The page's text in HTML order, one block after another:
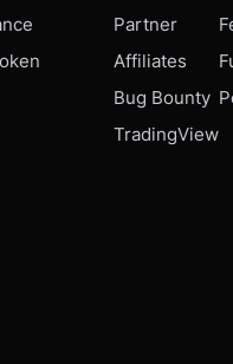
Partner
Affiliates
Bug Bounty
TradingView